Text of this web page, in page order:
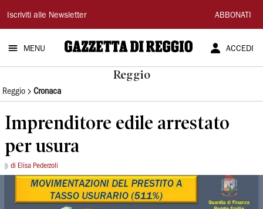
Gazzetta
di
Reggio
Iscriviti alle Newsletter ABBONATI
MENU ACCEDI
Reggio
Reggio Cronaca
Imprenditore edile arrestato
per usura
di Elisa Pederzoli